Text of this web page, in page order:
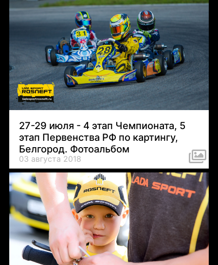
27-29 июля - 4 этап Чемпионата, 5
этап Первенства РФ по картингу,
Белгород. Фотоальбом
03 августа 2018